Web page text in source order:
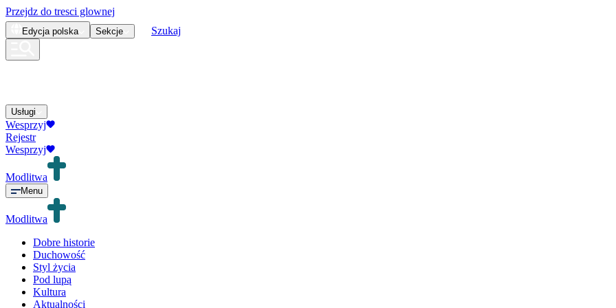
Przejdz do tresci glownej
Edycja polska Sekcje Szukaj
Usługi
Wesprzyj
Rejestr
Wesprzyj
Modlitwa
Menu
Modlitwa
Dobre historie
Duchowość
Styl życia
Pod lupą
Kultura
Aktualności